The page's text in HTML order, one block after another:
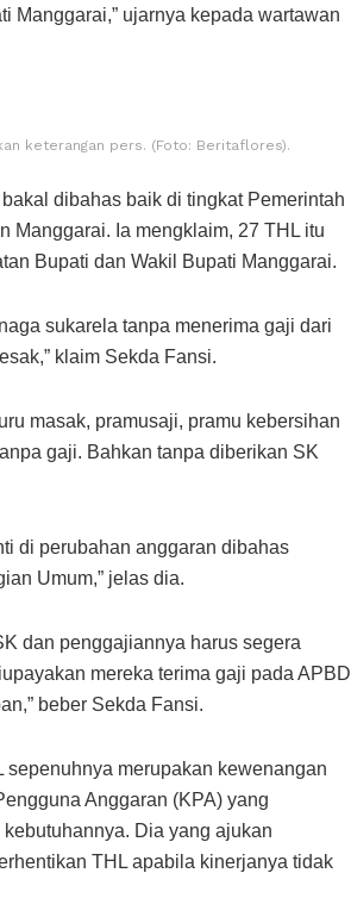
Manggarai,” ujarnya kepada wartawan
keterangan pers. (Foto: Beritaflores).
dibahas baik di tingkat Pemerintah
Manggarai. Ia mengklaim, 27 THL itu
Bupati dan Wakil Bupati Manggarai.
sukarela tanpa menerima gaji dari
klaim Sekda Fansi.
masak, pramusaji, pramu kebersihan
gaji. Bahkan tanpa diberikan SK
di perubahan anggaran dibahas
Umum,” jelas dia.
dan penggajiannya harus segera
mereka terima gaji pada APBD
beber Sekda Fansi.
merupakan kewenangan
Anggaran (KPA) yang
Dia yang ajukan
THL apabila kinerjanya tidak